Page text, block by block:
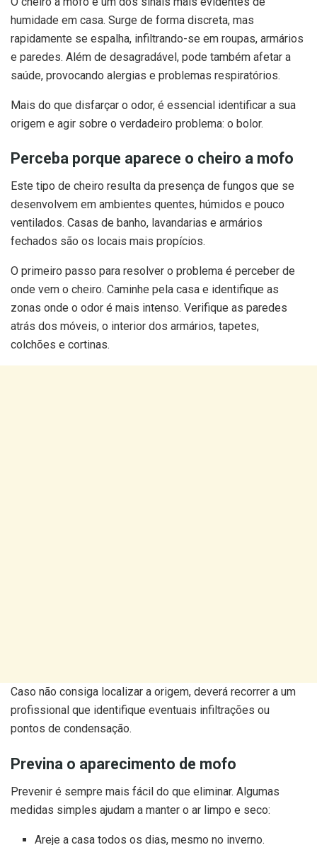
humidade em casa. Surge de forma discreta, mas
rapidamente se espalha, infiltrando-se em roupas, armários
e paredes. Além de desagradável, pode também afetar a
saúde, provocando alergias e problemas respiratórios.
Mais do que disfarçar o odor, é essencial identificar a sua
origem e agir sobre o verdadeiro problema: o bolor.
Perceba porque aparece o cheiro a mofo
Este tipo de cheiro resulta da presença de fungos que se
desenvolvem em ambientes quentes, húmidos e pouco
ventilados. Casas de banho, lavandarias e armários
fechados são os locais mais propícios.
O primeiro passo para resolver o problema é perceber de
onde vem o cheiro. Caminhe pela casa e identifique as
zonas onde o odor é mais intenso. Verifique as paredes
atrás dos móveis, o interior dos armários, tapetes,
colchões e cortinas.
Caso não consiga localizar a origem, deverá recorrer a um
profissional que identifique eventuais infiltrações ou
pontos de condensação.
Previna o aparecimento de mofo
Prevenir é sempre mais fácil do que eliminar. Algumas
medidas simples ajudam a manter o ar limpo e seco:
Areje a casa todos os dias, mesmo no inverno.